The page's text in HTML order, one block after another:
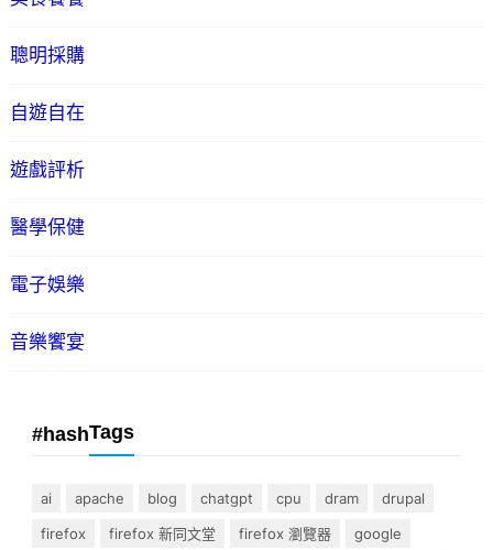
聰明採購
自遊自在
遊戲評析
醫學保健
電子娛樂
音樂饗宴
#hashTags
ai apache blog chatgpt cpu dram
drupal
firefox
firefox 新同文堂 firefox 瀏覽器
google